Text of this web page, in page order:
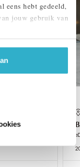
eens hebt gedeeld,
jouw gebruik van